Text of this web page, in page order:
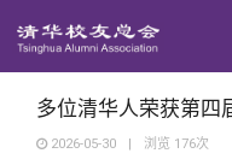
地
回馈母
多位清华人荣获第四
2026-05-30 | 浏览 176次